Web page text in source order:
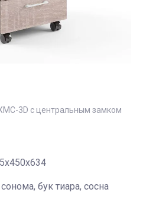
3-местные офисные
диваны
НАСТОЛЬНЫЕ
презентаций
ЗОНА
Садовые
Садовые
3D с центральным замком
бук тиара, сосна